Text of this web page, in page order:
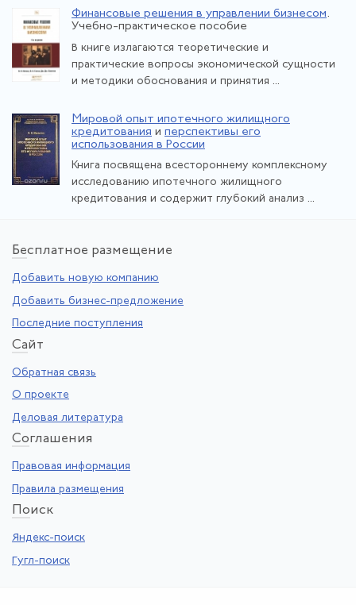
Финансовые решения в управлении бизнесом.
Учебно-практическое пособие
В книге излагаются теоретические и
практические вопросы экономической сущности
и методики обоснования и принятия ...
Мировой опыт ипотечного жилищного
кредитования и перспективы его
использования в России
Книга посвящена всестороннему комплексному
исследованию ипотечного жилищного
кредитования и содержит глубокий анализ ...
Бесплатное размещение
Добавить новую компанию
Добавить бизнес-предложение
Последние поступления
Сайт
Обратная связь
О проекте
Деловая литература
Соглашения
Правовая информация
Правила размещения
Поиск
Яндекс-поиск
Гугл-поиск